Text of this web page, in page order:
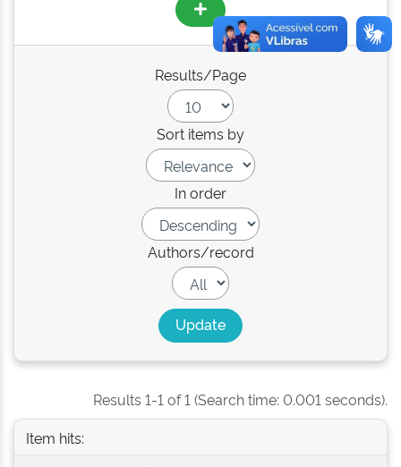
Results/Page
Sort items by
In order
Authors/record
Results 1-1 of 1 (Search time: 0.001 seconds).
Item hits: